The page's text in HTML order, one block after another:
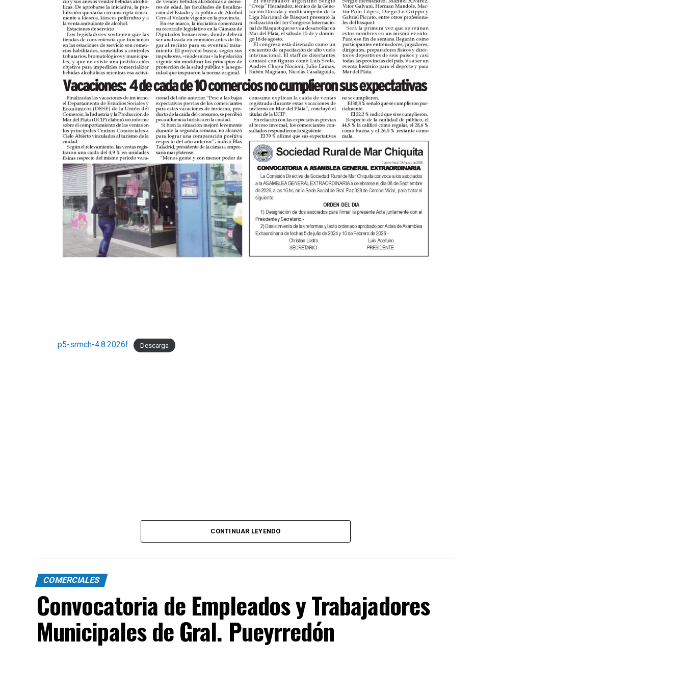
p5-srmch-4.8.2026f Descarga
CONTINUAR LEYENDO
COMERCIALES
Convocatoria de Empleados y Trabajadores
Municipales de Gral. Pueyrredón